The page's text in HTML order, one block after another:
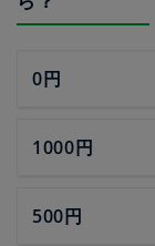
0円
1000円
500円